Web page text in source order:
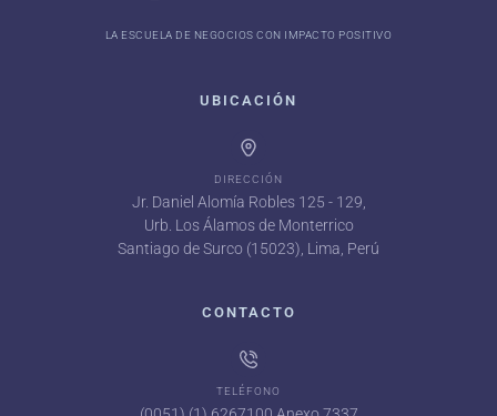
LA ESCUELA DE NEGOCIOS CON IMPACTO POSITIVO
UBICACIÓN
DIRECCIÓN
Jr. Daniel Alomía Robles 125 - 129,
Urb. Los Álamos de Monterrico
Santiago de Surco (15023), Lima, Perú
CONTACTO
TELÉFONO